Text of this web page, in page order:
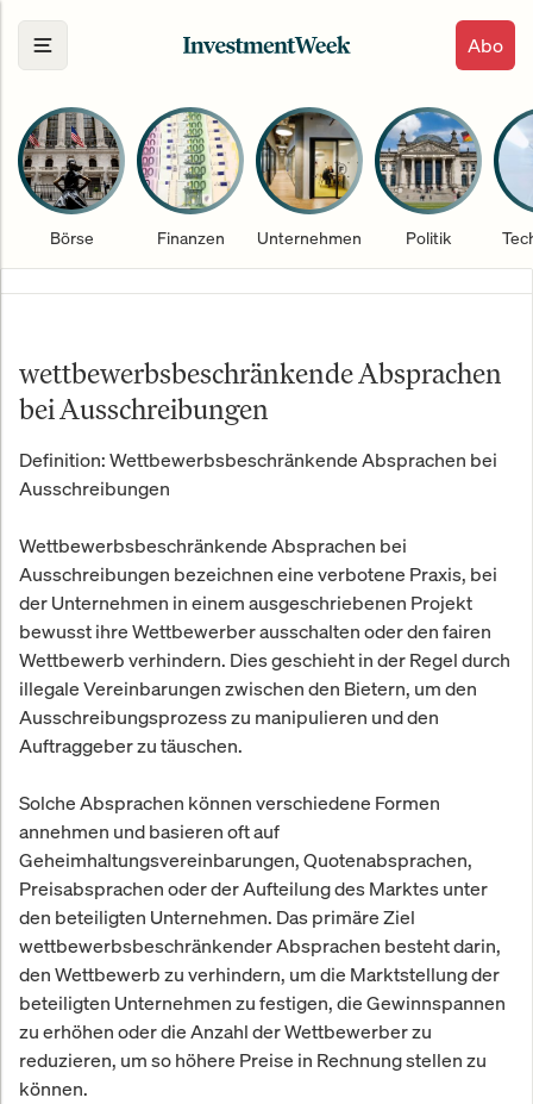
Abo
Börse Finanzen Unternehmen Politik
wettbewerbsbeschränkende Absprachen
bei Ausschreibungen
Definition: Wettbewerbsbeschränkende Absprachen bei
Ausschreibungen
Wettbewerbsbeschränkende Absprachen bei
Ausschreibungen bezeichnen eine verbotene Praxis, bei
der Unternehmen in einem ausgeschriebenen Projekt
bewusst ihre Wettbewerber ausschalten oder den fairen
Wettbewerb verhindern. Dies geschieht in der Regel durch
illegale Vereinbarungen zwischen den Bietern, um den
Ausschreibungsprozess zu manipulieren und den
Auftraggeber zu täuschen.
Solche Absprachen können verschiedene Formen
annehmen und basieren oft auf
Geheimhaltungsvereinbarungen, Quotenabsprachen,
Preisabsprachen oder der Aufteilung des Marktes unter
den beteiligten Unternehmen. Das primäre Ziel
wettbewerbsbeschränkender Absprachen besteht darin,
den Wettbewerb zu verhindern, um die Marktstellung der
beteiligten Unternehmen zu festigen, die Gewinnspannen
zu erhöhen oder die Anzahl der Wettbewerber zu
reduzieren, um so höhere Preise in Rechnung stellen zu
können.